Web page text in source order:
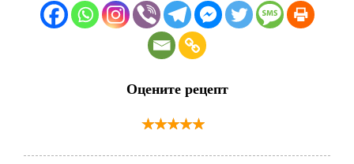
Оцените рецепт